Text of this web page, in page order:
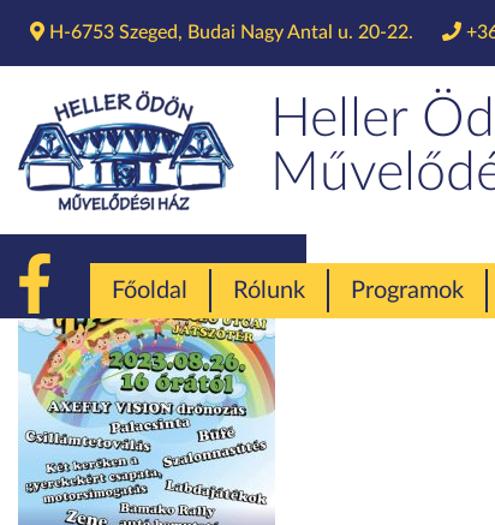
H-6753 Szeged, Budai Nagy Antal u. 20-22.
Heller
Főoldal Rólunk Programok